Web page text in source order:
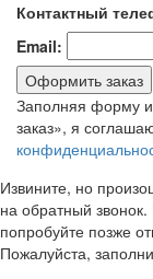
Контактный
Email:
Оформить заказ
Заполняя форму
заказ», я
Извините, но
на обратный
попробуйте позже
Пожалуйста,